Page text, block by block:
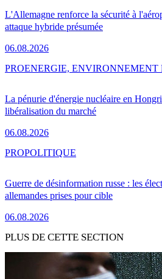
L'Allemagne renforce la sécurité à
attaque hybride présumée
06.08.2026
La pénurie d'énergie nucléaire en
libéralisation du marché
06.08.2026
PROENERGIE, ENVIRONNEMENT
Guerre de désinformation russe : les
allemandes prises pour cible
06.08.2026
PROPOLITIQUE
PLUS DE CETTE SECTION